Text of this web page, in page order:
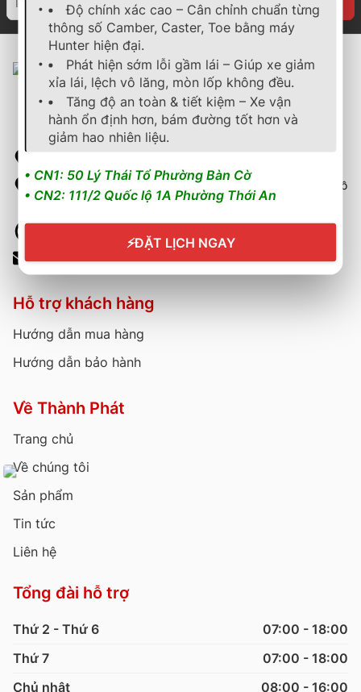
Độ chính xác cao – Cân chỉnh chuẩn từng
thông số Camber, Caster, Toe bằng máy
Hunter hiện đại.
Phát hiện sớm lỗi gầm lái – Giúp xe giảm
xỉa lái, lệch vô lăng, mòn lốp không đều.
Tăng độ an toàn & tiết kiệm – Xe vận
hành ổn định hơn, bám đường tốt hơn và
giảm hao nhiên liệu.
• CN1: 50 Lý Thái Tổ Phường Bàn Cờ
• CN2: 111/2 Quốc lộ 1A Phường Thới An
⚡ĐẶT LỊCH NGAY
111/2 Quốc lộ 1A, Phường Thới An, Quận 12, Thành phố Hồ
Chí Minh
Hỗ trợ khách hàng
Hướng dẫn mua hàng
Hướng dẫn bảo hành
Về Thành Phát
Trang chủ
Về chúng tôi
Sản phẩm
Tin tức
Liên hệ
Tổng đài hỗ trợ
Thứ 2 - Thứ 6
07:00 - 18:00
Thứ 7
07:00 - 18:00
Chủ nhật
08:00 - 16:00